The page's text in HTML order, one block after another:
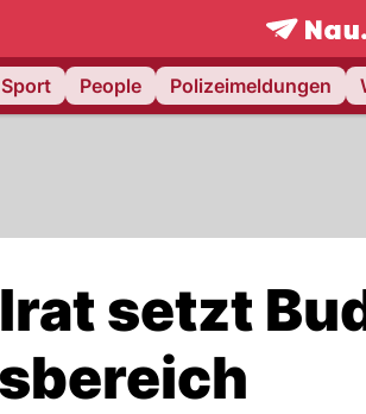
frontpage.
Sport People Polizeimeldungen
setzt